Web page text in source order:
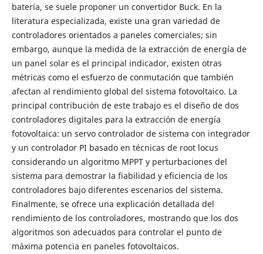
batería, se suele proponer un convertidor Buck. En la
literatura especializada, existe una gran variedad de
controladores orientados a paneles comerciales; sin
embargo, aunque la medida de la extracción de energía de
un panel solar es el principal indicador, existen otras
métricas como el esfuerzo de conmutación que también
afectan al rendimiento global del sistema fotovoltaico. La
principal contribución de este trabajo es el diseño de dos
controladores digitales para la extracción de energía
fotovoltaica: un servo controlador de sistema con integrador
y un controlador PI basado en técnicas de root locus
considerando un algoritmo MPPT y perturbaciones del
sistema para demostrar la fiabilidad y eficiencia de los
controladores bajo diferentes escenarios del sistema.
Finalmente, se ofrece una explicación detallada del
rendimiento de los controladores, mostrando que los dos
algoritmos son adecuados para controlar el punto de
máxima potencia en paneles fotovoltaicos.